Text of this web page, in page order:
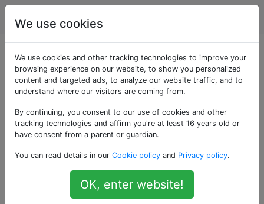
Viaggio
Domande taggate
«seoul»
La capitale e la città più grande della Corea del Sud.
Quasi un quarto dei sudcoreani vive a Seul insieme a
Posizione fotografabile dal video
musicale “Gangnam Style”
We use cookies
We use cookies and other tracking technologies to improve your
browsing experience on our website, to show you personalized
content and targeted ads, to analyze our website traffic, and to
understand where our visitors are coming from.
By continuing, you consent to our use of cookies and other
tracking technologies and affirm you're at least 16 years old or
have consent from a parent or guardian.
You can read details in our Cookie policy and Privacy policy.
OK, enter website!